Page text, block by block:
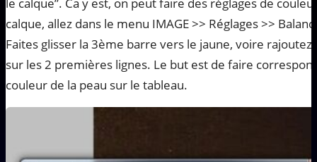
calque, allez dans le menu IMAGE >> Réglages >>
Faites glisser la 3ème barre vers le jaune, voire
sur les 2 premières lignes. Le but est de faire
couleur de la peau sur le tableau.